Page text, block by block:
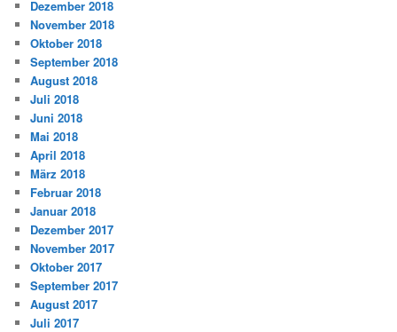
Dezember 2018
November 2018
Oktober 2018
September 2018
August 2018
Juli 2018
Juni 2018
Mai 2018
April 2018
März 2018
Februar 2018
Januar 2018
Dezember 2017
November 2017
Oktober 2017
September 2017
August 2017
Juli 2017